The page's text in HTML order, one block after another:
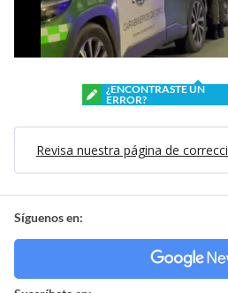
¿ENCONTRASTE UN
ERROR?
Revisa nuestra página de
Síguenos en: